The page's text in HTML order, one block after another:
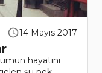
14 Mayıs 2017
hayatını